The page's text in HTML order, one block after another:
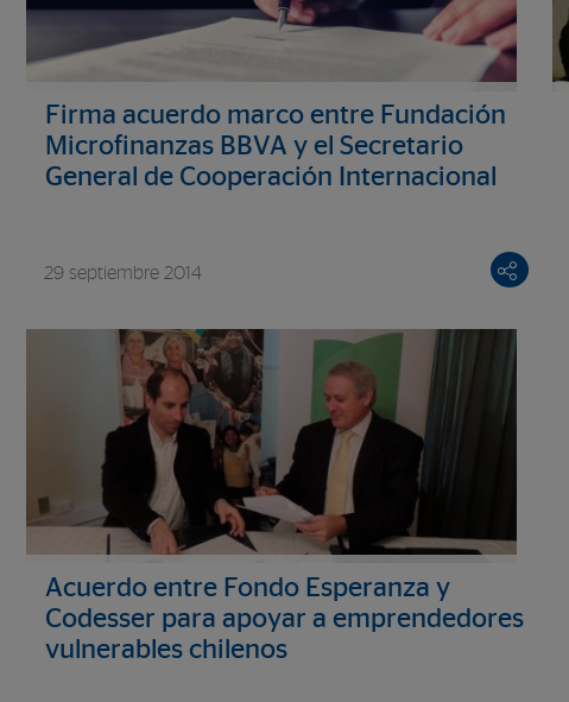
Firma acuerdo marco entre Fundación
Microfinanzas BBVA y el Secretario
General de Cooperación Internacional
29 septiembre 2014
Acuerdo entre Fondo Esperanza y
Codesser para apoyar a emprendedores
vulnerables chilenos